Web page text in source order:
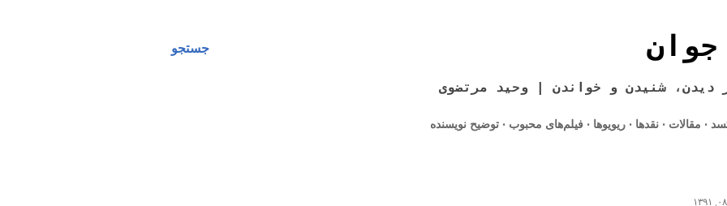
جستجو
دیدن، شنیدن و خواندن | وحید مرتضوی
مقالات نقدها ریویوها فیلم‌های محبوب توضیح نویسنده